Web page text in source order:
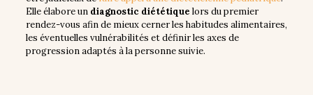
Elle élabore un diagnostic diététique lors du premier
rendez-vous afin de mieux cerner les habitudes alimentaires,
les éventuelles vulnérabilités et définir les axes de
progression adaptés à la personne suivie.